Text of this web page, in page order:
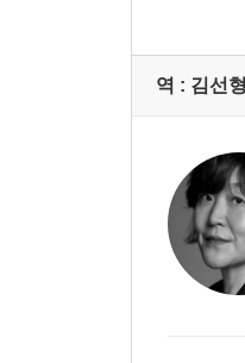
역 : 김선형